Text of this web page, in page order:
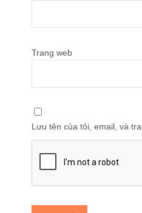
Trang web
Lưu tên của tôi, email, và